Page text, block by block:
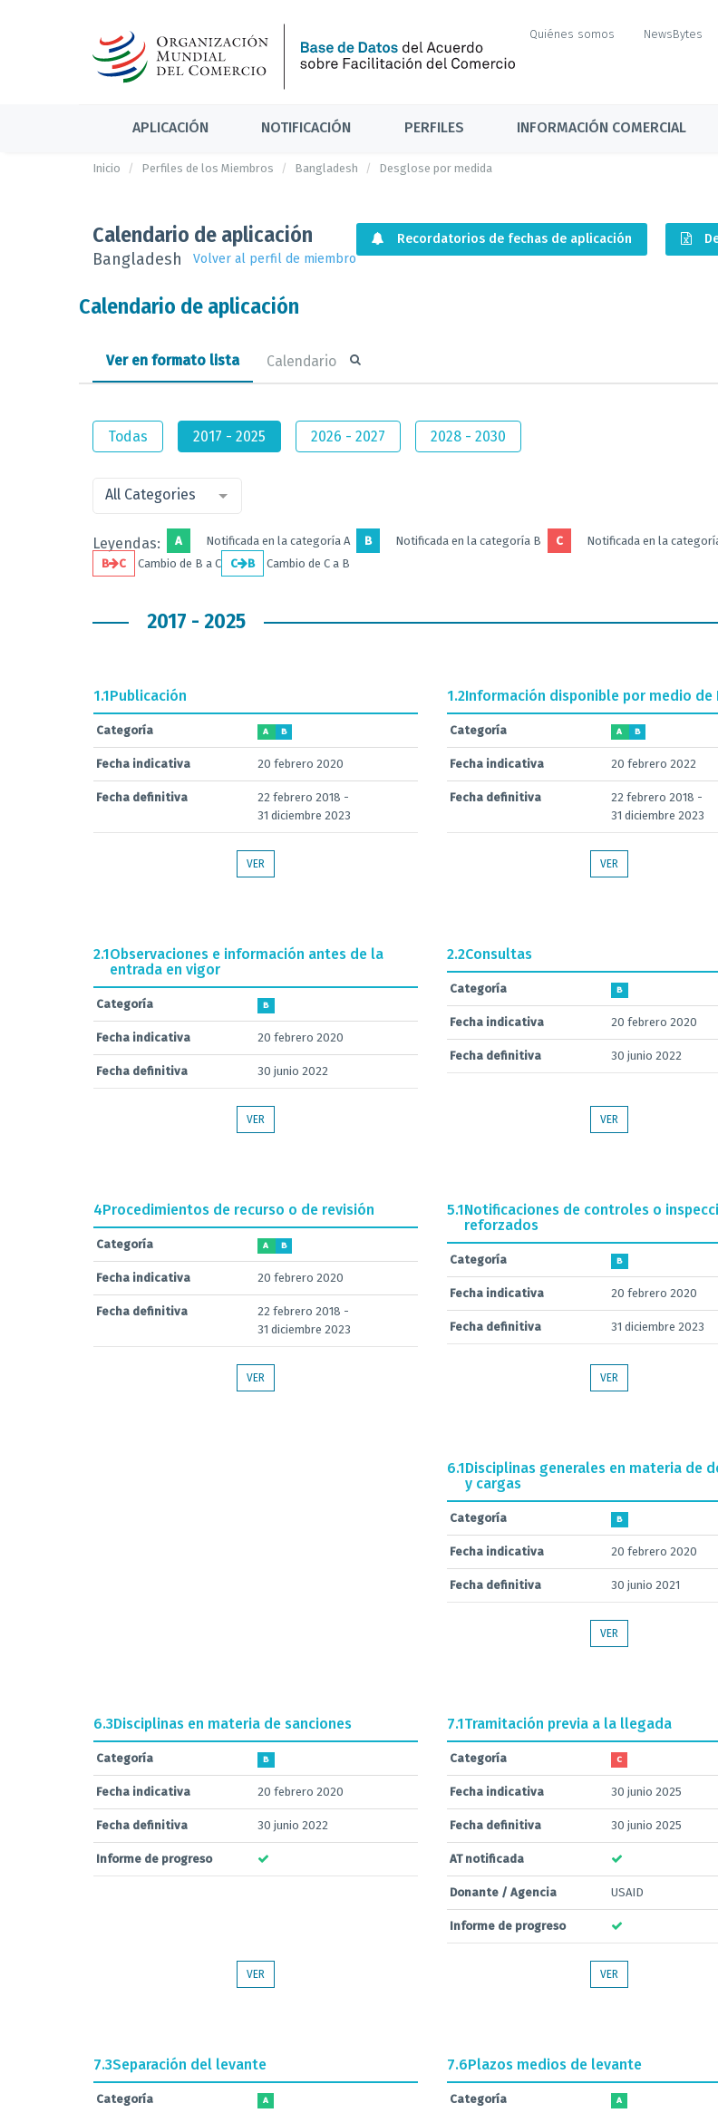
Quiénes somos NewsBytes
APLICACIÓN NOTIFICACIÓN PERFILES INFORMACIÓN COMERCIAL
Inicio Perfiles de los Miembros Bangladesh Desglose por medida
Calendario de aplicación
Bangladesh Volver al perfil de miembro
Recordatorios de fechas de aplicación
Calendario de aplicación
Ver en formato lista Calendario
Todas 2017 - 2025 2026 - 2027 2028 - 2030
All Categories
Leyendas: A Notificada en la categoría A B Notificada en la categoría B C Notificada en la
B
C Cambio de B a C C B Cambio de C a B
2017 - 2025
1.1Publicación
Categoría A B
Fecha indicativa 20 febrero 2020
Fecha definitiva
22 febrero 2018 -
31 diciembre 2023
VER
1.2Información disponible por medio
Categoría A B
Fecha indicativa 20 febrero 2022
Fecha definitiva
22 febrero 2018 -
31 diciembre 2023
VER
2.1Observaciones e información antes de la
entrada en vigor
Categoría B
Fecha indicativa 20 febrero 2020
Fecha definitiva 30 junio 2022
VER
2.2Consultas
Categoría B
Fecha indicativa 20 febrero 2020
Fecha definitiva 30 junio 2022
VER
4Procedimientos de recurso o de revisión
Categoría A B
Fecha indicativa 20 febrero 2020
Fecha definitiva
22 febrero 2018 -
31 diciembre 2023
VER
5.1Notificaciones de controles o
reforzados
Categoría B
Fecha indicativa 20 febrero 2020
Fecha definitiva 31 diciembre 2023
VER
6.1Disciplinas generales en materia de
y cargas
Categoría B
Fecha indicativa 20 febrero 2020
Fecha definitiva 30 junio 2021
VER
6.3Disciplinas en materia de sanciones
Categoría B
Fecha indicativa 20 febrero 2020
Fecha definitiva 30 junio 2022
Informe de progreso
VER
7.1Tramitación previa a la llegada
Categoría C
Fecha indicativa 30 junio 2025
Fecha definitiva 30 junio 2025
AT notificada
Donante / Agencia USAID
Informe de progreso
VER
7.3Separación del levante
Categoría A
7.6Plazos medios de levante
Categoría A